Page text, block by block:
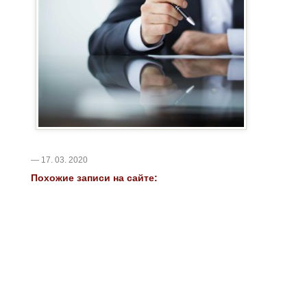
— 17. 03. 2020
Похожие записи на сайте: